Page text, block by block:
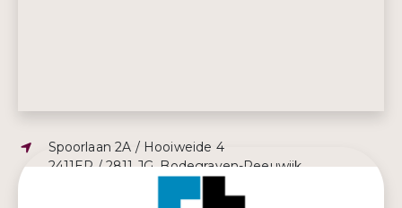
Adres:
Spoorlaan 2A / Hooiweide 4
2411ER / 2811 JG, Bodegraven-Reeuwijk
kccafspraakeninfo@ggdhm.nl